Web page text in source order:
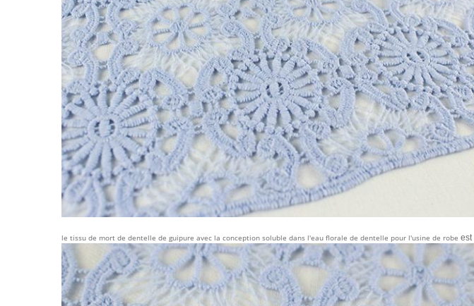
le tissu de mort de dentelle de guipure avec la conception soluble dans l'eau florale de dentelle pour l'usine de robe est